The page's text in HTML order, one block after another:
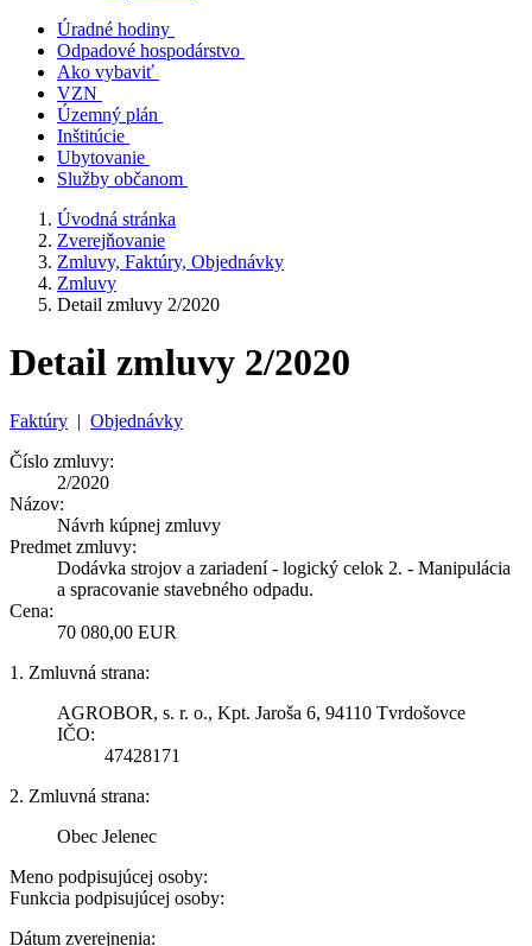
Úradné hodiny
Odpadové hospodárstvo
Ako vybaviť
VZN
Územný plán
Inštitúcie
Ubytovanie
Služby občanom
Úvodná stránka
Zverejňovanie
Zmluvy, Faktúry, Objednávky
Zmluvy
Detail zmluvy 2/2020
Detail zmluvy 2/2020
Faktúry | Objednávky
Číslo zmluvy:
2/2020
Názov:
Návrh kúpnej zmluvy
Predmet zmluvy:
Dodávka strojov a zariadení - logický celok 2. - Manipulácia
a spracovanie stavebného odpadu.
Cena:
70 080,00 EUR
1. Zmluvná strana:
AGROBOR, s. r. o., Kpt. Jaroša 6, 94110 Tvrdošovce
IČO:
47428171
2. Zmluvná strana:
Obec Jelenec
Meno podpisujúcej osoby:
Funkcia podpisujúcej osoby:
Dátum zverejnenia: